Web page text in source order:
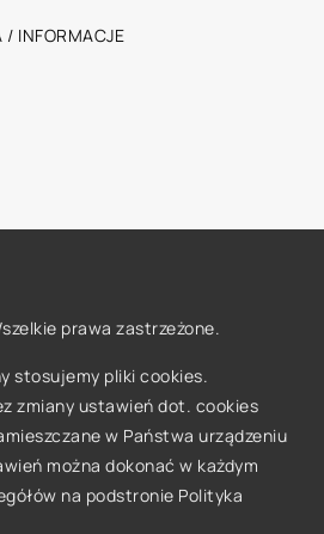
/ INFORMACJE
prawa zastrzeżone.
stosujemy pliki cookies.
zmiany ustawień dot. cookies
w Państwa urządzeniu
można dokonać w każdym
na podstronie Polityka